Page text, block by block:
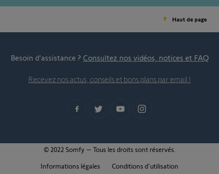
Haut de page
Besoin d’assistance ? Consultez nos vidéos, notices et FAQ
Recevez nos actus, conseils et bons plans par email !
© 2022 Somfy – Tous les droits sont réservés.
Informations légales
Conditions d'utilisation